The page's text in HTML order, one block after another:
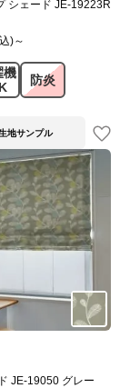
シェード JE-19223R
)～
機
防炎
地サンプル
JE-19050 グレー